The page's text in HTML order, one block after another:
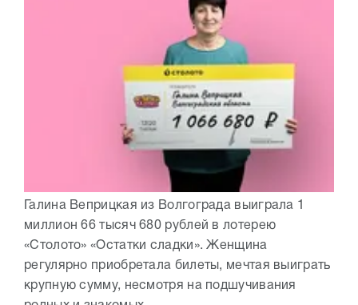
Галина Веприцкая из Волгограда выиграла 1
миллион 66 тысяч 680 рублей в лотерею
«Столото» «Остатки сладки». Женщина
регулярно приобретала билеты, мечтая выиграть
крупную сумму, несмотря на подшучивания